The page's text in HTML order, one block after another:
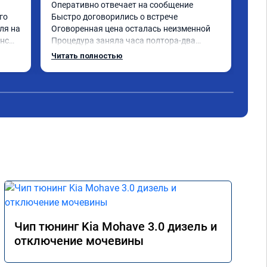
на
Оперативно отвечает на сообщение
Быстро договорились о встрече
Оговоренная цена осталась неизменной
Процедура заняла часа полтора-два
Хороший результат
Читать полностью
Чип тюнинг Kia Mohave 3.0 дизель и
отключение мочевины